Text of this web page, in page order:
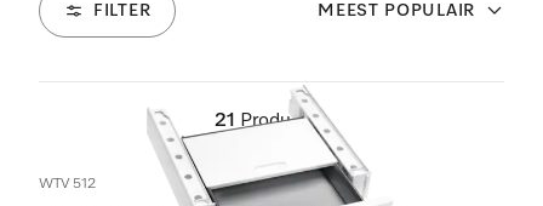
FILTER MEEST POPULAIR
21 Producten
WTV 512